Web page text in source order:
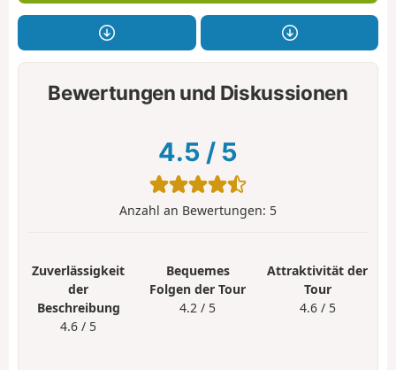
Bewertungen und Diskussionen
4.5 / 5
Anzahl an Bewertungen: 5
Zuverlässigkeit
der
Beschreibung
4.6 / 5
Bequemes
Folgen der Tour
4.2 / 5
Attraktivität der
Tour
4.6 / 5